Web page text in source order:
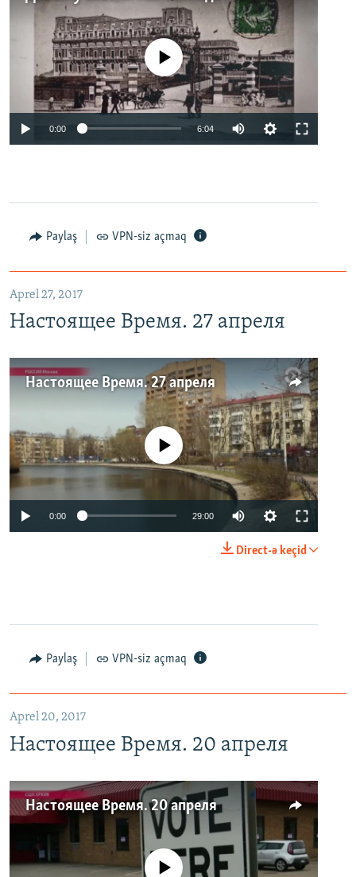
No media source currently available
0:00 6:04
Paylaş VPN-siz açmaq
Aprel 27, 2017
Настоящее Время. 27 апреля
Настоящее Время. 27 апреля
No media source currently available
0:00 29:00
Direct-ə keçid
Paylaş VPN-siz açmaq
Aprel 20, 2017
Настоящее Время. 20 апреля
Настоящее Время. 20 апреля
No media source currently available